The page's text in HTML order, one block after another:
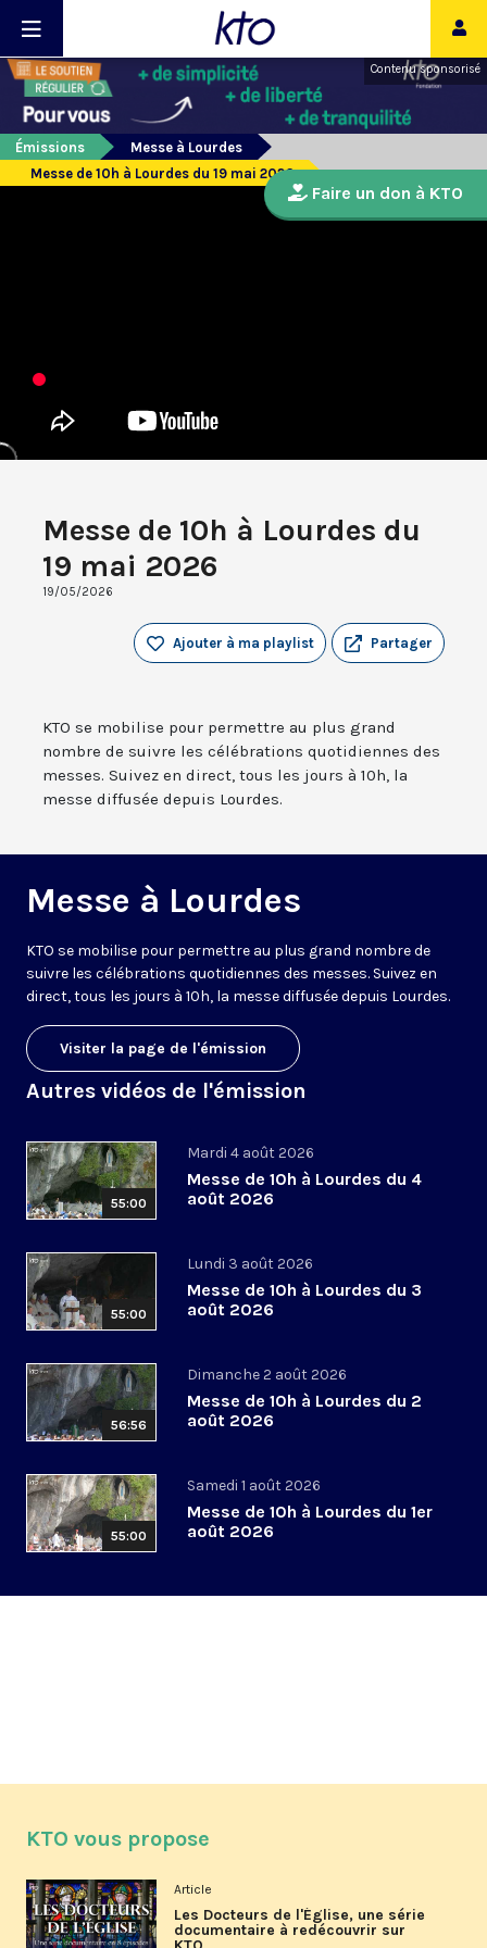
Contenu sponsorisé
Émissions
Messe à Lourdes
Messe de 10h à Lourdes du 19 mai 2026
Messe de 10h à Lourdes du
19 mai 2026
19/05/2026
Partager
Ajouter à ma playlist
KTO se mobilise pour permettre au plus grand
nombre de suivre les célébrations quotidiennes des
messes. Suivez en direct, tous les jours à 10h, la
messe diffusée depuis Lourdes.
Messe à Lourdes
KTO se mobilise pour permettre au plus grand nombre de
suivre les célébrations quotidiennes des messes. Suivez en
direct, tous les jours à 10h, la messe diffusée depuis Lourdes.
Visiter la page de l'émission
Autres vidéos de l'émission
55:00
Mardi 4 août 2026
Messe de 10h à Lourdes du 4
août 2026
55:00
Lundi 3 août 2026
Messe de 10h à Lourdes du 3
août 2026
56:56
Dimanche 2 août 2026
Messe de 10h à Lourdes du 2
août 2026
55:00
Samedi 1 août 2026
Messe de 10h à Lourdes du 1er
août 2026
Faire un don à KTO
KTO vous propose
Article
Les Docteurs de l'Église, une série
documentaire à redécouvrir sur